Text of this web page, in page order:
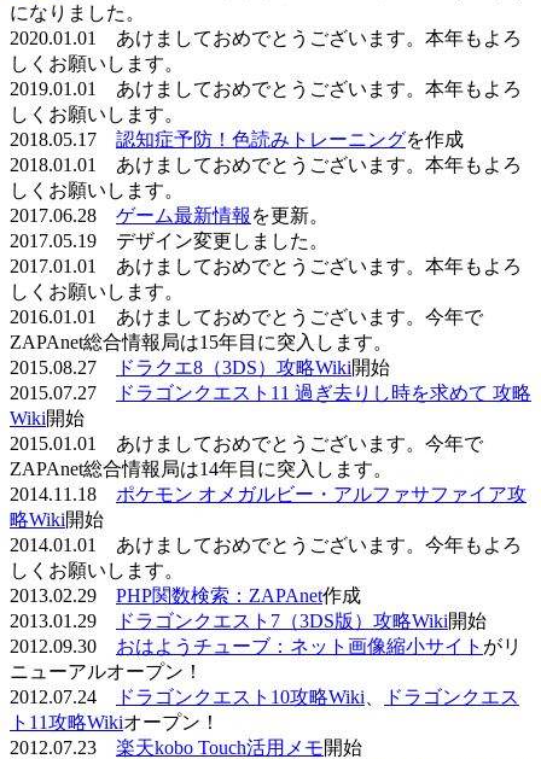
になりました。
2020.01.01 あけましておめでとうございます。本年もよろ
しくお願いします。
2019.01.01 あけましておめでとうございます。本年もよろ
しくお願いします。
2018.05.17 認知症予防！色読みトレーニングを作成
2018.01.01 あけましておめでとうございます。本年もよろ
しくお願いします。
2017.06.28 ゲーム最新情報 を更新。
2017.05.19 デザイン変更しました。
2017.01.01 あけましておめでとうございます。本年もよろ
しくお願いします。
2016.01.01 あけましておめでとうございます。今年で
ZAPAnet総合情報局は15年目に突入します。
2015.08.27
ドラクエ8（3DS）攻略Wiki開始
2015.07.27
ドラゴンクエスト11 過ぎ去りし時を求めて 攻略
Wiki開始
2015.01.01 あけましておめでとうございます。今年で
ZAPAnet総合情報局は14年目に突入します。
2014.11.18 ポケモン オメガルビー・アルファサファイア攻
略Wiki開始
2014.01.01 あけましておめでとうございます。今年もよろ
しくお願いします。
2013.02.29 PHP関数検索：ZAPAnet作成
2013.01.29
ドラゴンクエスト7（3DS版）攻略Wiki開始
2012.09.30 おはようチューブ：ネット画像縮小サイト がリ
ニューアルオープン！
2012.07.24
ドラゴンクエスト10攻略Wiki
ドラゴンクエス
ト11攻略Wikiオープン！
2012.07.23 楽天kobo Touch活用メモ開始